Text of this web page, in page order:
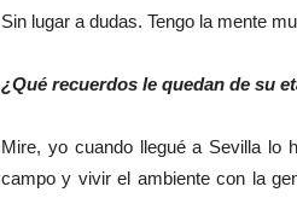
Sin lugar a dudas. Tengo la mente
¿Qué recuerdos le quedan de su
Mire, yo cuando llegué a Sevilla lo
campo y vivir el ambiente con la